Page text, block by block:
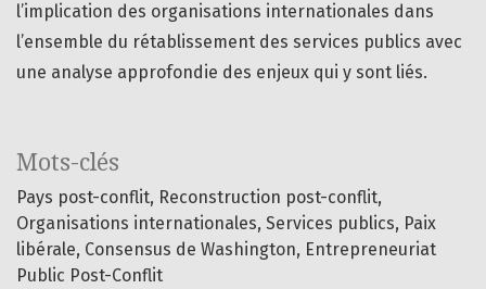
Mots-clés
Pays post-conflit Reconstruction post-conflit
Organisations internationales Services publics
Paix
libérale Consensus de Washington
Entrepreneuriat
Public Post-Conflit
l’implication des organisations internationales dans
l’ensemble du rétablissement des services publics avec
une analyse approfondie des enjeux qui y sont liés.